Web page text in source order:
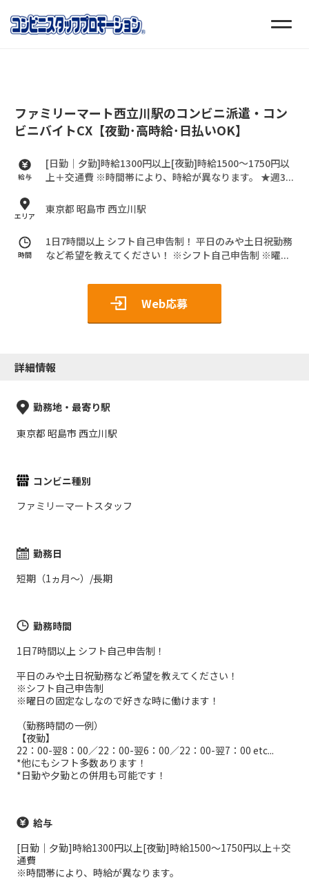
ファミリーマート西立川駅のコンビニ派遣・コン
ビニバイトCX【夜勤･高時給･日払いOK】
給与
[日勤｜夕勤]時給1300円以上[夜勤]時給1500～1750円以
上＋交通費 ※時間帯により、時給が異なります。 ★週3...
エリア 東京都 昭島市 西立川駅
時間
1日7時間以上 シフト自己申告制！ 平日のみや土日祝勤務
など希望を教えてください！ ※シフト自己申告制 ※曜...
Web応募
詳細情報
勤務地・最寄り駅
東京都 昭島市 西立川駅
コンビニ種別
ファミリーマートスタッフ
勤務日
短期（1ヵ月～）/長期
勤務時間
1日7時間以上 シフト自己申告制！
平日のみや土日祝勤務など希望を教えてください！
※シフト自己申告制
※曜日の固定なしなので好きな時に働けます！
（勤務時間の一例）
【夜勤】
22：00-翌8：00／22：00-翌6：00／22：00-翌7：00 etc...
*他にもシフト多数あります！
*日勤や夕勤との併用も可能です！
給与
[日勤｜夕勤]時給1300円以上[夜勤]時給1500～1750円以上＋交
通費
※時間帯により、時給が異なります。